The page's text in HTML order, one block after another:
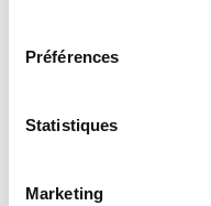
Préférences
Statistiques
Marketing